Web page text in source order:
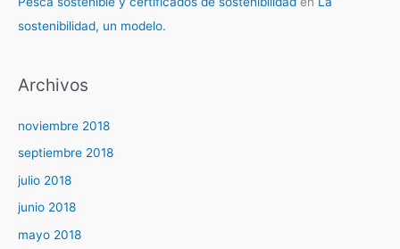
sostenibilidad, un modelo.
Archivos
noviembre 2018
septiembre 2018
julio 2018
junio 2018
mayo 2018